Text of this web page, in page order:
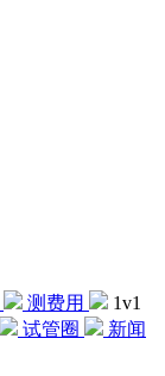
测费用
1v1
试管圈
新闻